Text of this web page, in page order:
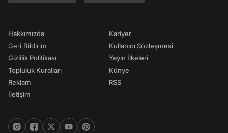
Hakkımızda
Geri Bildirim
Gizlilik Politikası
Topluluk Kuralları
Reklam
İletişim
Kariyer
Kullanıcı Sözleşmesi
Yayın İlkeleri
Künye
RSS